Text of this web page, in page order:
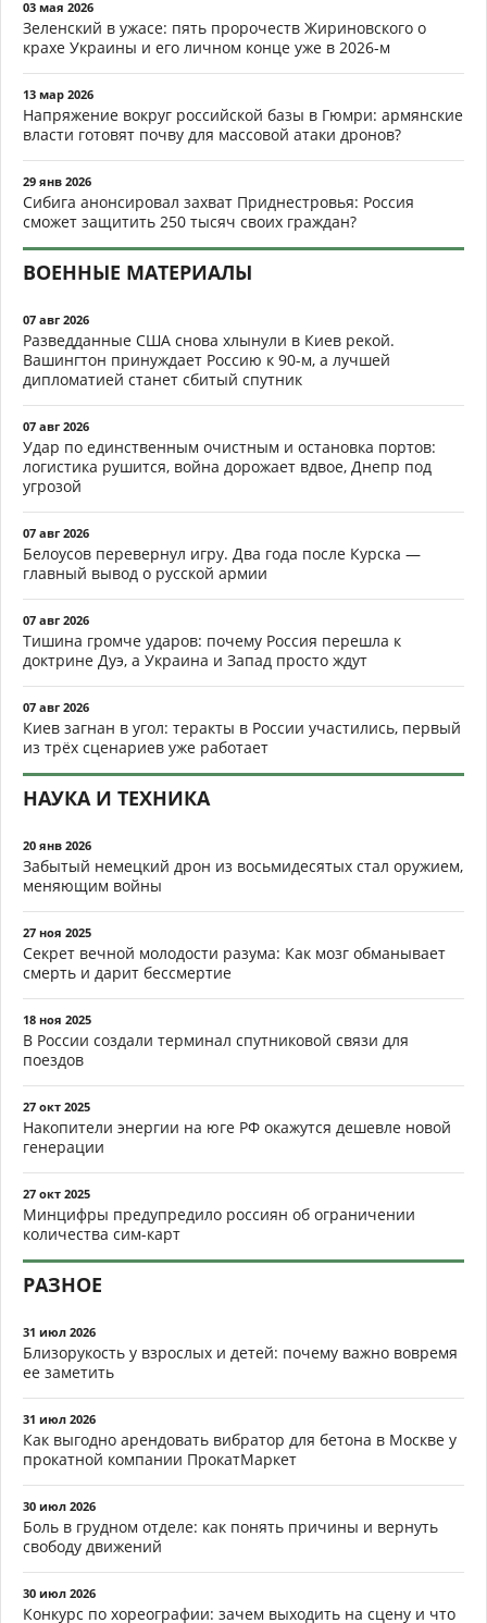
03 мая 2026
Зеленский в ужасе: пять пророчеств Жириновского о
крахе Украины и его личном конце уже в 2026-м
13 мар 2026
Напряжение вокруг российской базы в Гюмри: армянские
власти готовят почву для массовой атаки дронов?
29 янв 2026
Сибига анонсировал захват Приднестровья: Россия
сможет защитить 250 тысяч своих граждан?
ВОЕННЫЕ МАТЕРИАЛЫ
07 авг 2026
Разведданные США снова хлынули в Киев рекой.
Вашингтон принуждает Россию к 90-м, а лучшей
дипломатией станет сбитый спутник
07 авг 2026
Удар по единственным очистным и остановка портов:
логистика рушится, война дорожает вдвое, Днепр под
угрозой
07 авг 2026
Белоусов перевернул игру. Два года после Курска —
главный вывод о русской армии
07 авг 2026
Тишина громче ударов: почему Россия перешла к
доктрине Дуэ, а Украина и Запад просто ждут
07 авг 2026
Киев загнан в угол: теракты в России участились, первый
из трёх сценариев уже работает
НАУКА И ТЕХНИКА
20 янв 2026
Забытый немецкий дрон из восьмидесятых стал оружием,
меняющим войны
27 ноя 2025
Секрет вечной молодости разума: Как мозг обманывает
смерть и дарит бессмертие
18 ноя 2025
В России создали терминал спутниковой связи для
поездов
27 окт 2025
Накопители энергии на юге РФ окажутся дешевле новой
генерации
27 окт 2025
Минцифры предупредило россиян об ограничении
количества сим-карт
РАЗНОЕ
31 июл 2026
Близорукость у взрослых и детей: почему важно вовремя
ее заметить
31 июл 2026
Как выгодно арендовать вибратор для бетона в Москве у
прокатной компании ПрокатМаркет
30 июл 2026
Боль в грудном отделе: как понять причины и вернуть
свободу движений
30 июл 2026
Конкурс по хореографии: зачем выходить на сцену и что